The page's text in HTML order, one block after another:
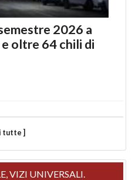
2026 a
oltre 64 chili di
tutte ]
VIZI UNIVERSALI.